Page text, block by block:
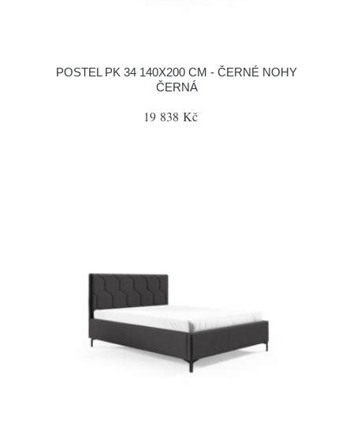
POSTEL PK 34 140X200 CM - ČERNÉ NOHY
ČERNÁ
19 838 Kč